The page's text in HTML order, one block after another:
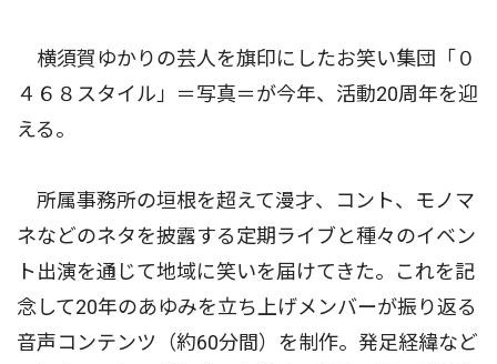
横須賀ゆかりの芸人を旗印にしたお笑い集団「０
４６８スタイル」＝写真＝が今年、活動20周年を迎
える。
所属事務所の垣根を超えて漫才、コント、モノマ
ネなどのネタを披露する定期ライブと種々のイベン
ト出演を通じて地域に笑いを届けてきた。これを記
念して20年のあゆみを立ち上げメンバーが振り返る
音声コンテンツ（約60分間）を制作。発足経緯など